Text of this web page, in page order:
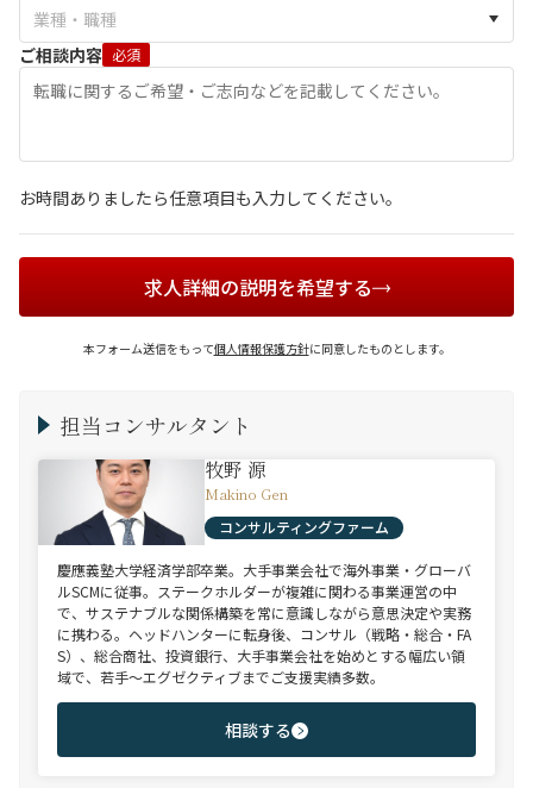
ご相談内容 必須
お時間ありましたら任意項目も入力してください。
求人詳細の説明を希望する
本フォーム送信をもって個人情報保護方針に同意したものとします。
担当コンサルタント
牧野 源
Makino Gen
コンサルティングファーム
慶應義塾大学経済学部卒業。大手事業会社で海外事業・グローバ
ルSCMに従事。ステークホルダーが複雑に関わる事業運営の中
で、サステナブルな関係構築を常に意識しながら意思決定や実務
に携わる。ヘッドハンターに転身後、コンサル（戦略・総合・FA
S）、総合商社、投資銀行、大手事業会社を始めとする幅広い領
域で、若手～エグゼクティブまでご支援実績多数。
相談する